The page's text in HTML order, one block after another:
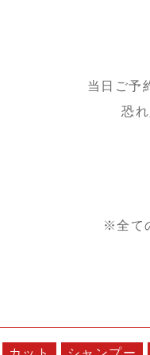
当日ご予
恐
※全て